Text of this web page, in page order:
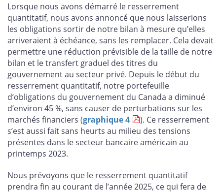
Lorsque nous avons démarré le resserrement
quantitatif, nous avons annoncé que nous laisserions
les obligations sortir de notre bilan à mesure qu’elles
arriveraient à échéance, sans les remplacer. Cela devait
permettre une réduction prévisible de la taille de notre
bilan et le transfert graduel des titres du
gouvernement au secteur privé. Depuis le début du
resserrement quantitatif, notre portefeuille
d’obligations du gouvernement du Canada a diminué
d’environ 45 %, sans causer de perturbations sur les
marchés financiers (graphique 4
). Ce resserrement
s’est aussi fait sans heurts au milieu des tensions
présentes dans le secteur bancaire américain au
printemps 2023.
Nous prévoyons que le resserrement quantitatif
prendra fin au courant de l’année 2025, ce qui fera de